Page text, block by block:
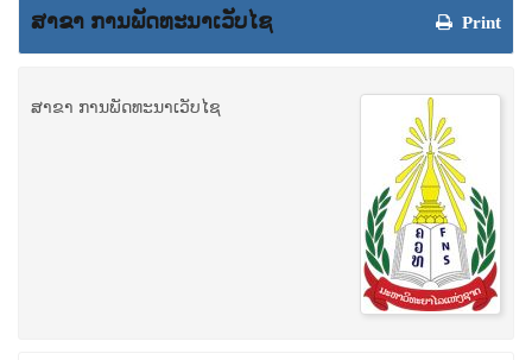
Print
ສາຂາ ການ​ພັດທະນາ​ເວັ​ບ​ໄຊ
ສາຂາ ການ​ພັດທະນາ​ເວັ​ບ​ໄຊ